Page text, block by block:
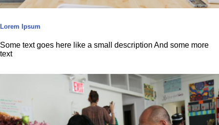
Lorem Ipsum
Some text goes here like a small description And some more
text